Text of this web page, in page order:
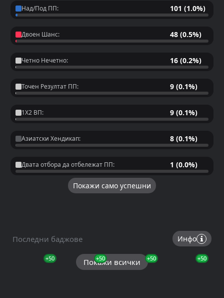
Над/Под ПП: 101 (1.0%)
Двоен Шанс: 48 (0.5%)
Четно Нечетно: 16 (0.2%)
Точен Резултат ПП: 9 (0.1%)
1X2 ВП: 9 (0.1%)
Азиатски Хендикап: 8 (0.1%)
Двата отбора да отбележат ПП: 1 (0.0%)
Покажи само успешни
Последни баджове Инфо
+50 +50 +50
+50 +50 +50 +50
Покажи всички